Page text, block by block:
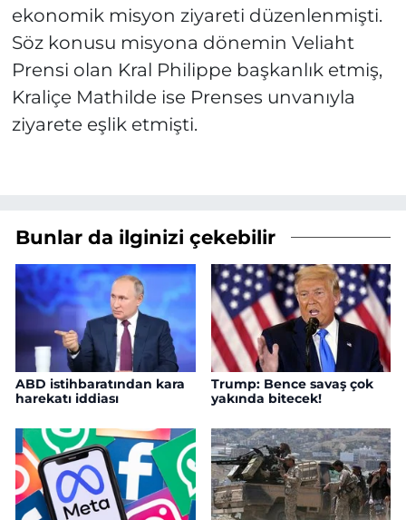
ekonomik misyon ziyareti düzenlenmişti.
Söz konusu misyona dönemin Veliaht
Prensi olan Kral Philippe başkanlık etmiş,
Kraliçe Mathilde ise Prenses unvanıyla
ziyarete eşlik etmişti.
Bunlar da ilginizi çekebilir
ABD istihbaratından kara
harekatı iddiası
Trump: Bence savaş çok
yakında bitecek!